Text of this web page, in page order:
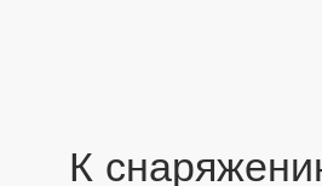
К